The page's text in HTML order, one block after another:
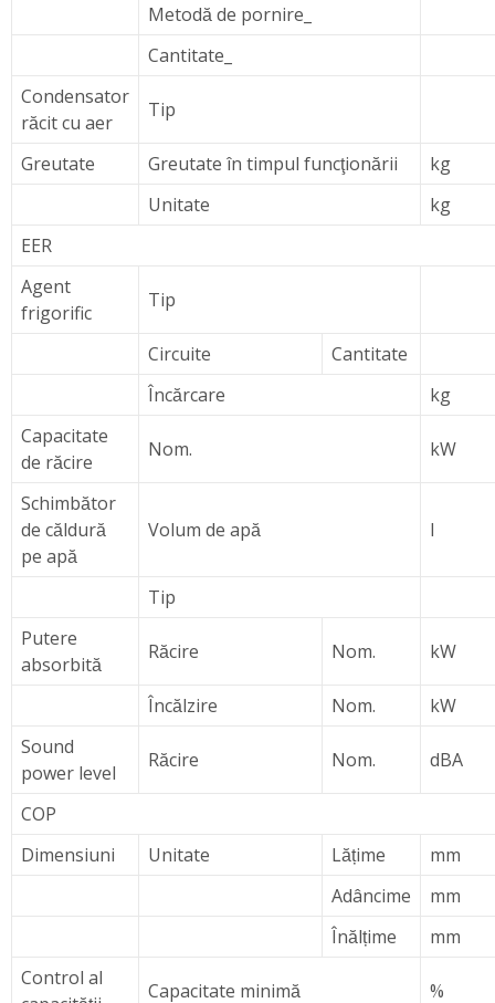
Metodă de pornire_
Cantitate_
Condensator
răcit cu aer
Tip
Greutate Greutate în timpul funcţionării
kg
Unitate
kg
EER
Agent
frigorific
Tip
Circuite
Cantitate
Încărcare
kg
Capacitate
de răcire
Nom. kW
Schimbător
de căldură
pe apă
Volum de apă l
Tip
Putere
absorbită
Răcire Nom. kW
Încălzire Nom.
kW
Sound
power level
Răcire Nom. dBA
COP
Dimensiuni
Unitate Lățime
mm
Adâncime
mm
Înălțime
mm
Control al
Capacitate minimă %